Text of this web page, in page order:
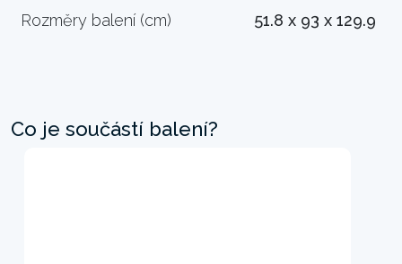
Rozměry balení (cm) 51.8 x 93 x 129.9
Co je součástí balení?